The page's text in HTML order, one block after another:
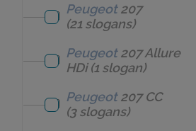
Peugeot 207
(21 slogans)
Peugeot 207 Allure
HDi(1 slogan)
Peugeot 207 CC
(3 slogans)